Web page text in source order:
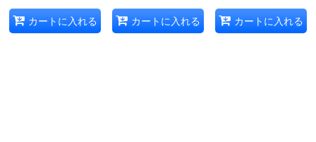
カートに入れる カートに入れる カートに入れる